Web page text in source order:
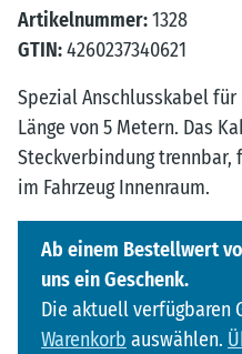
Artikelnummer:1328
GTIN:4260237340621
Spezial Anschlusskabel
Länge von 5 Metern. Das
Steckverbindung trennbar,
im Fahrzeug Innenraum.
Ab einem Bestellwert
uns ein Geschenk.
Die aktuell verfügbaren
Warenkorb auswählen.